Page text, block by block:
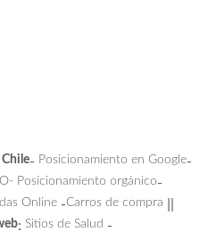
- Posicionamiento en Google-
Posicionamiento orgánico-
Online-Carros de compra
: Sitios de Salud -